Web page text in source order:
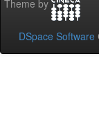
Theme by
DSpace Software